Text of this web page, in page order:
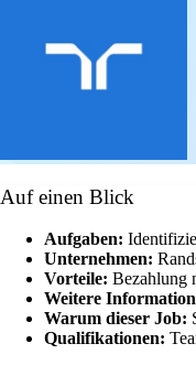
Auf einen Blick
Aufgaben:
Unternehmen:
Vorteile: Bezahlung
Weitere
Warum dieser Job:
Qualifikationen: